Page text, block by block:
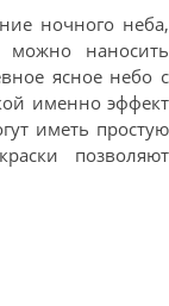
ночного неба,
можно наносить
ясное небо с
именно эффект
иметь простую
позволяют